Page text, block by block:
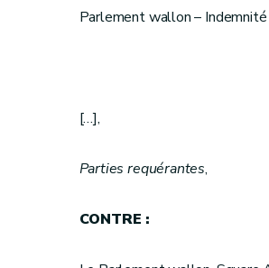
Parlement wallon –
[…],
Parties requérantes,
CONTRE :